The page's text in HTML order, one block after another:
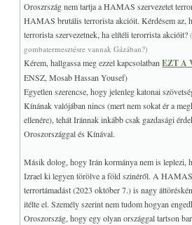
Oroszrszág nem tartja a HAMAS szervezetet
HAMAS brutális terrorista akcióit. Kérdésem az,
terrorista szervezetnek, ha elítéli terorrista akcióit?
gombatermesztésre vannak Gázában?)
Kérem, hallgassa meg ezzel kapcsolatbanEZT A
ENSZ, Mosab Hassan Yousef)
Egyetlen szerencse, hogy jelenleg katonai
Kínának valójában nincs (mert nem sokat ér a
ellenére), tehát Iránnak inkább csak gazdasági
Oroszországgal és Kínával.
Másik dolog, hogy Irán kormánya nem is leplezi,
Izrael ki legyen törölve a föld szinéről. A
terrortámadást (2023 október 7.) is nagy
itélte el. Személy szerint nem tudom hogyan
Oroszország, hogy egy olyan országgal tartson